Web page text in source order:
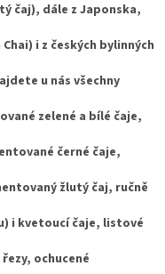
čaj), dále z Japonska,
i z českých bylinných
u nás všechny
zelené a bílé čaje,
černé čaje,
žlutý čaj, ručně
i kvetoucí čaje, listové
ochucené